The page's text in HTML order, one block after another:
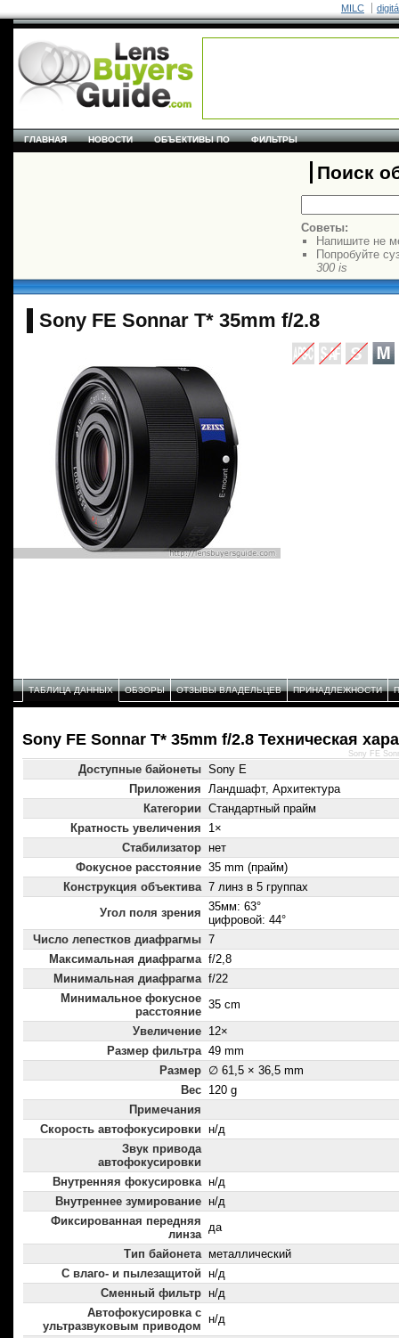
MILC
ГЛАВНАЯ НОВОСТИ ОБЪЕКТИВЫ ПО ФИЛЬТРЫ
Поиск
Советы:
Напишите не
Попробуйте
300 is
Sony FE Sonnar T* 35mm f/2.8
ТАБЛИЦА ДАННЫХ ОБЗОРЫ ОТЗЫВЫ ВЛАДЕЛЬЦЕВ ПРИНАДЛЕЖНОСТИ
Sony FE Sonnar T* 35mm f/2.8 Техническая
Доступные байонеты Sony E
Приложения Ландшафт, Архитектура
Категории Стандартный прайм
Кратность увеличения
1×
Стабилизатор нет
Фокусное расстояние 35 mm (прайм)
Конструкция объектива 7 линз в 5 группах
Угол поля зрения 35мм: 63°
цифровой: 44°
Число лепестков диафрагмы 7
Максимальная диафрагма f/2,8
Минимальная диафрагма f/22
Минимальное фокусное
расстояние
35 cm
Увеличение 12×
Размер фильтра 49 mm
Размер ∅ 61,5 × 36,5 mm
Вес 120 g
Примечания
Скорость автофокусировки н/д
Звук привода
автофокусировки
Внутренняя фокусировка н/д
Внутреннее зумирование н/д
Фиксированная передняя
линза
да
Тип байонета металлический
С влаго- и пылезащитой н/д
Сменный фильтр н/д
Автофокусировка с
ультразвуковым приводом
н/д
Sony FE